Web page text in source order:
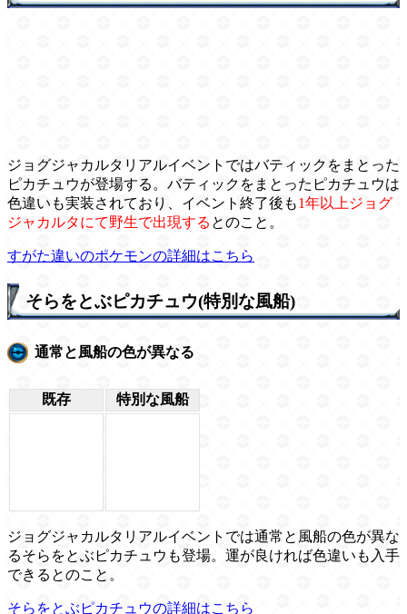
ジョグジャカルタリアルイベントではバティックをまとった
ピカチュウが登場する。バティックをまとったピカチュウは
色違いも実装されており、イベント終了後も1年以上ジョグ
ジャカルタにて野生で出現する とのこと。
すがた違いのポケモンの詳細はこちら
そらをとぶピカチュウ(特別な風船)
通常と風船の色が異なる
既存 特別な風船
ジョグジャカルタリアルイベントでは通常と風船の色が異な
るそらをとぶピカチュウも登場。運が良ければ色違いも入手
できるとのこと。
そらをとぶピカチュウの詳細はこちら